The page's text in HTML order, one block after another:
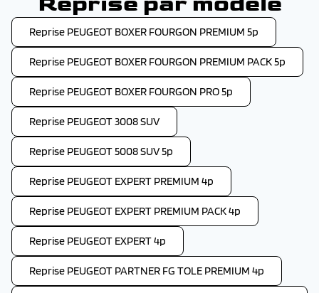
Reprise PEUGEOT BOXER FOURGON PREMIUM 5p
Reprise PEUGEOT BOXER FOURGON PREMIUM PACK 5p
Reprise PEUGEOT BOXER FOURGON PRO 5p
Reprise PEUGEOT 3008 SUV
Reprise PEUGEOT 5008 SUV 5p
Reprise PEUGEOT EXPERT PREMIUM 4p
Reprise PEUGEOT EXPERT PREMIUM PACK 4p
Reprise PEUGEOT EXPERT 4p
Reprise PEUGEOT PARTNER FG TOLE PREMIUM 4p